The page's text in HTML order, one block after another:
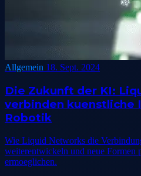
Allgemein 18. Sept. 2024
Die Zukunft der KI:
verbinden kuenstliche
Robotik
Wie Liquid Networks die
weiterentwickeln und neue Formen
ermoeglichen.